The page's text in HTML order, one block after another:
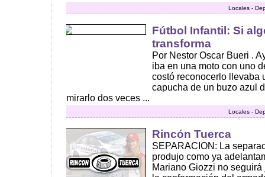
Locales -
Fútbol Infantil: Si
transforma
Por Nestor Oscar Bueri .
iba en una moto con uno
costó reconocerlo llevaba
capucha de un buzo azul
mirarlo dos veces ...
Locales -
Rincón Tuerca
SEPARACION: La
produjo como ya
Mariano Giozzi no